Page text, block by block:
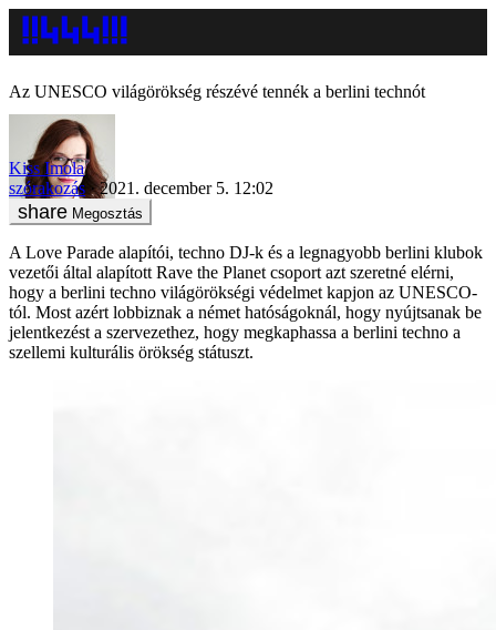
Az UNESCO világörökség részévé tennék a berlini technót
Kiss Imola
szórakozás
2021. december 5. 12:02
Megosztás
A Love Parade alapítói, techno DJ-k és a legnagyobb berlini klubok
vezetői által alapított Rave the Planet csoport azt szeretné elérni,
hogy a berlini techno világörökségi védelmet kapjon az UNESCO-
tól. Most azért lobbiznak a német hatóságoknál, hogy nyújtsanak be
jelentkezést a szervezethez, hogy megkaphassa a berlini techno a
szellemi kulturális örökség státuszt.